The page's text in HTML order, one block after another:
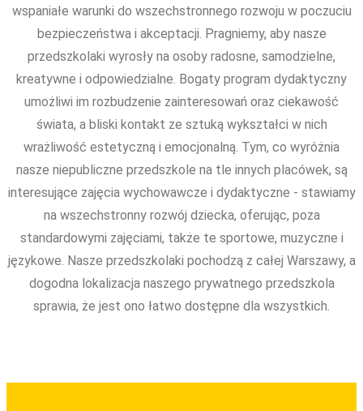
wspaniałe warunki do wszechstronnego rozwoju w poczuciu
bezpieczeństwa i akceptacji. Pragniemy, aby nasze
przedszkolaki wyrosły na osoby radosne, samodzielne,
kreatywne i odpowiedzialne. Bogaty program dydaktyczny
umożliwi im rozbudzenie zainteresowań oraz ciekawość
świata, a bliski kontakt ze sztuką wykształci w nich
wrażliwość estetyczną i emocjonalną. Tym, co wyróżnia
nasze niepubliczne przedszkole na tle innych placówek, są
interesujące zajęcia wychowawcze i dydaktyczne - stawiamy
na wszechstronny rozwój dziecka, oferując, poza
standardowymi zajęciami, także te sportowe, muzyczne i
językowe. Nasze przedszkolaki pochodzą z całej Warszawy, a
dogodna lokalizacja naszego prywatnego przedszkola
sprawia, że jest ono łatwo dostępne dla wszystkich.